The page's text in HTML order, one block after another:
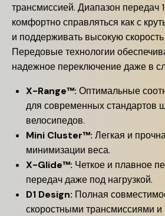
трансмиссией. Диапазон передач
комфортно справляться как с
и поддерживать высокую скорость
Передовые технологии
надежное переключение даже в
X-Range™: Оптимальные
для современных стандартов
велосипедов.
Mini Cluster™: Легкая и
минимизации веса.
X-Glide™: Четкое и плавное
передач даже под нагрузкой.
D1 Design: Полная
скоростными трансмиссиями и